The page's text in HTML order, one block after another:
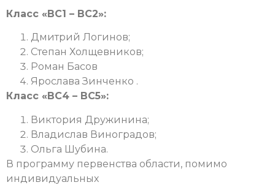
Класс «ВС1 – ВС2»:
Дмитрий Логинов;
Степан Холщевников;
Роман Басов
Ярослава Зинченко .
Класс «ВС4 – ВС5»:
Виктория Дружинина;
Владислав Виноградов;
Ольга Шубина.
В программу первенства области, помимо
индивидуальных